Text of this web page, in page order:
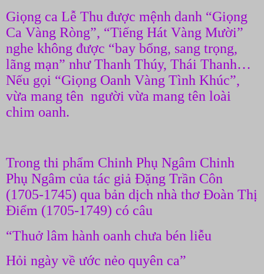
Giọng ca Lễ Thu được mệnh danh “Giọng
Ca Vàng Ròng”, “Tiếng Hát Vàng Mười”
nghe không được “bay bổng, sang trọng,
lãng mạn” như Thanh Thúy, Thái Thanh…
Nếu gọi “Giọng Oanh Vàng Tình Khúc”,
vừa mang tên người vừa mang tên loài
chim oanh.
Trong thi phẩm Chinh Phụ Ngâm Chinh
Phụ Ngâm của tác giả Đặng Trần Côn
(1705-1745) qua bản dịch nhà thơ Đoàn Thị
Điểm (1705-1749) có câu
“Thuở lâm hành oanh chưa bén liễu
Hỏi ngày về ước nẻo quyên ca”